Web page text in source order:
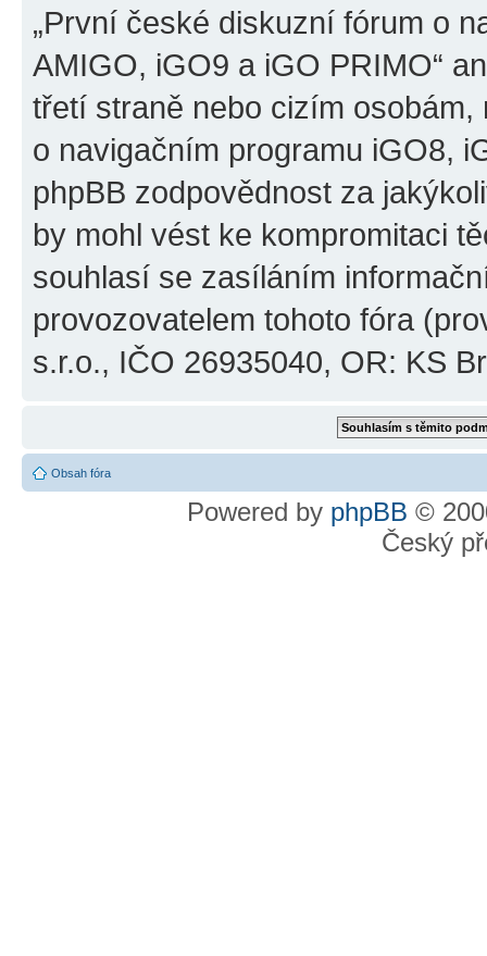
„První české diskuzní fórum o
AMIGO, iGO9 a iGO PRIMO“
třetí straně nebo cizím
o navigačním programu iGO8,
phpBB zodpovědnost za
by mohl vést ke kompromitaci
souhlasí se zasíláním
provozovatelem tohoto fóra
s.r.o., IČO 26935040, OR: KS
Obsah fóra
Powered by phpBB ©
Český